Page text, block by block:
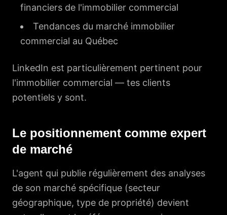
financiers de l'immobilier commercial
Tendances du marché immobilier
commercial au Québec
LinkedIn est particulièrement pertinent pour
l'immobilier commercial — tes clients
potentiels y sont.
Le positionnement comme expert
de marché
L'agent qui publie régulièrement des analyses
de son marché spécifique (secteur
géographique, type de propriété) devient